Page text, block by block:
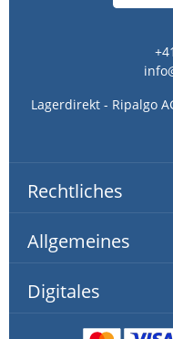
Lagerdirekt - Ripalgo
Rechtliches
Allgemeines
Digitales